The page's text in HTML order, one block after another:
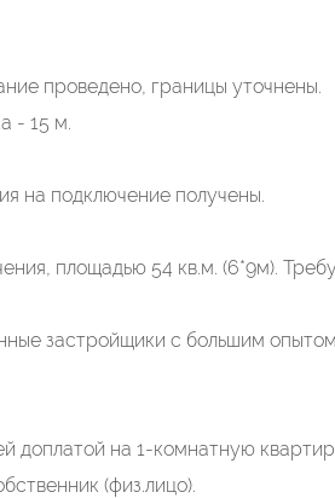
проведено, границы уточнены.
- 15 м.
на подключение получены.
площадью 54 кв.м. (6*9м).
застройщики с большим опытом
доплатой на 1-комнатную
(физ.лицо).